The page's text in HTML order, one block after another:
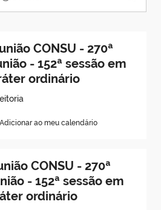
CONSU - 270ª
- 152ª sessão em
ordinário
Adicionar ao meu calendário
CONSU - 270ª
- 152ª sessão em
ordinário